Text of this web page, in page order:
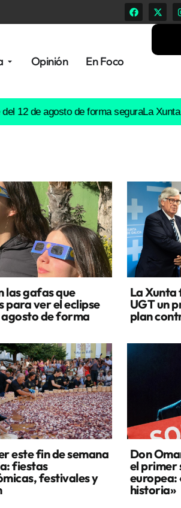
Opinión En Foco
agosto de forma seguraLa Xunta firma
las gafas que
para ver el eclipse
agosto de forma
La
UGT un
plan
este fin de semana
fiestas
festivales y
Don
el primer
europea:
historia»